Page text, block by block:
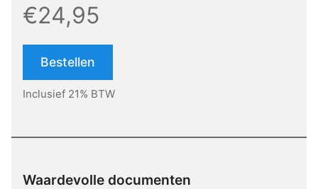
€24,95
Bestellen
Inclusief 21% BTW
Waardevolle documenten